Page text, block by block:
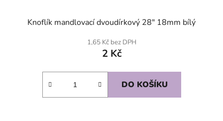
Knoflík mandlovací dvoudírkový 28" 18mm bílý
1,65 Kč bez DPH
2 Kč
DO KOŠÍKU